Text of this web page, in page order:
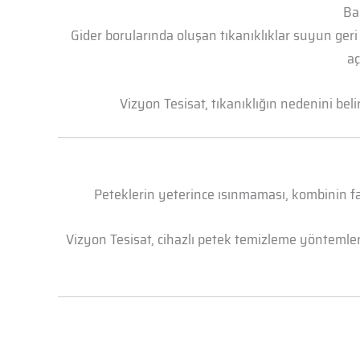
Gider borularında oluşan tıkanıklıklar suyun
Vizyon Tesisat, tıkanıklığın nedenini
Peteklerin yeterince ısınmaması, kombinin
Vizyon Tesisat, cihazlı petek temizleme